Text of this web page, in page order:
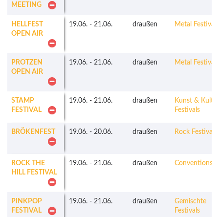
MEETING
HELLFEST
OPEN AIR
19.06. - 21.06. draußen Metal Festivals
PROTZEN
OPEN AIR
19.06. - 21.06. draußen Metal Festivals
STAMP
FESTIVAL
19.06. - 21.06. draußen
Kunst & Kultur
Festivals
BRÖKENFEST 19.06. - 20.06. draußen Rock Festivals
ROCK THE
HILL FESTIVAL
19.06. - 21.06. draußen Conventions
PINKPOP
FESTIVAL
19.06. - 21.06. draußen
Gemischte
Festivals